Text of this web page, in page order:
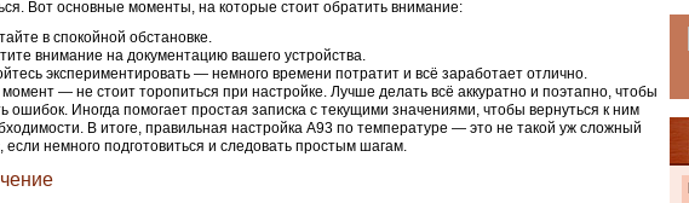
Вот основные моменты, на которые стоит обратить внимание:
в спокойной обстановке.
внимание на документацию вашего устройства.
экспериментировать — немного времени потратит и всё заработает отлично.
— не стоит торопиться при настройке. Лучше делать всё аккуратно и поэтапно, чтобы
ошибок. Иногда помогает простая записка с текущими значениями, чтобы вернуться к ним
В итоге, правильная настройка А93 по температуре — это не такой уж сложный
если немного подготовиться и следовать простым шагам.